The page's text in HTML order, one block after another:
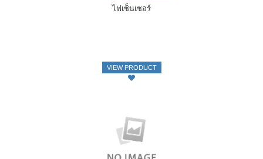
ไฟเซ็นเซอร์
VIEW PRODUCT